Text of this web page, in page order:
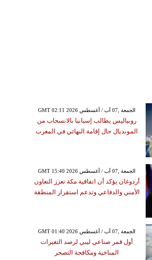
GMT 02:11 2026 الجمعة ,07 آب / أغسطس
روبياليس يطالب إسبانيا بالانسحاب من
المونديال حال إقامة النهائي في المغرب
GMT 15:40 2026 الجمعة ,07 آب / أغسطس
أردوغان يؤكد أن اتفاقية مكة تعزز التعاون
الأمني والدفاعي وتدعم استقرار المنطقة
GMT 01:40 2026 الجمعة ,07 آب / أغسطس
أول قمر صناعي ليبي لرصد التغيرات
المناخية ومكافحة التصحر